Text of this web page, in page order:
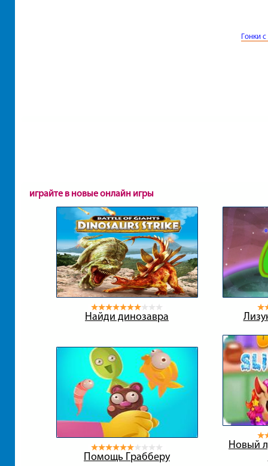
Гонки
играйте в новые онлайн игры
Найди динозавра
Помощь Грабберу
Новый